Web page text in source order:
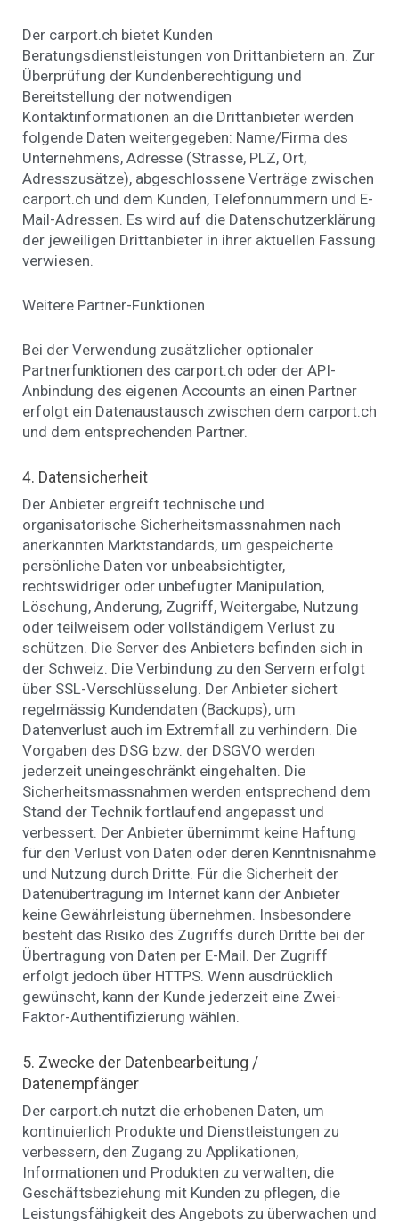
Der carport.ch bietet Kunden
Beratungsdienstleistungen von Drittanbietern an. Zur
Überprüfung der Kundenberechtigung und
Bereitstellung der notwendigen
Kontaktinformationen an die Drittanbieter werden
folgende Daten weitergegeben: Name/Firma des
Unternehmens, Adresse (Strasse, PLZ, Ort,
Adresszusätze), abgeschlossene Verträge zwischen
carport.ch und dem Kunden, Telefonnummern und E-
Mail-Adressen. Es wird auf die Datenschutzerklärung
der jeweiligen Drittanbieter in ihrer aktuellen Fassung
verwiesen.
Weitere Partner-Funktionen
Bei der Verwendung zusätzlicher optionaler
Partnerfunktionen des carport.ch oder der API-
Anbindung des eigenen Accounts an einen Partner
erfolgt ein Datenaustausch zwischen dem carport.ch
und dem entsprechenden Partner.
4. Datensicherheit
Der Anbieter ergreift technische und
organisatorische Sicherheitsmassnahmen nach
anerkannten Marktstandards, um gespeicherte
persönliche Daten vor unbeabsichtigter,
rechtswidriger oder unbefugter Manipulation,
Löschung, Änderung, Zugriff, Weitergabe, Nutzung
oder teilweisem oder vollständigem Verlust zu
schützen. Die Server des Anbieters befinden sich in
der Schweiz. Die Verbindung zu den Servern erfolgt
über SSL-Verschlüsselung. Der Anbieter sichert
regelmässig Kundendaten (Backups), um
Datenverlust auch im Extremfall zu verhindern. Die
Vorgaben des DSG bzw. der DSGVO werden
jederzeit uneingeschränkt eingehalten. Die
Sicherheitsmassnahmen werden entsprechend dem
Stand der Technik fortlaufend angepasst und
verbessert. Der Anbieter übernimmt keine Haftung
für den Verlust von Daten oder deren Kenntnisnahme
und Nutzung durch Dritte. Für die Sicherheit der
Datenübertragung im Internet kann der Anbieter
keine Gewährleistung übernehmen. Insbesondere
besteht das Risiko des Zugriffs durch Dritte bei der
Übertragung von Daten per E-Mail. Der Zugriff
erfolgt jedoch über HTTPS. Wenn ausdrücklich
gewünscht, kann der Kunde jederzeit eine Zwei-
Faktor-Authentifizierung wählen.
5. Zwecke der Datenbearbeitung /
Datenempfänger
Der carport.ch nutzt die erhobenen Daten, um
kontinuierlich Produkte und Dienstleistungen zu
verbessern, den Zugang zu Applikationen,
Informationen und Produkten zu verwalten, die
Geschäftsbeziehung mit Kunden zu pflegen, die
Leistungsfähigkeit des Angebots zu überwachen und